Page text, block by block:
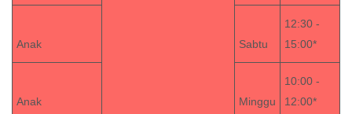
Anak Sabtu
12:30 -
15:00*
Anak Minggu
10:00 -
12:00*